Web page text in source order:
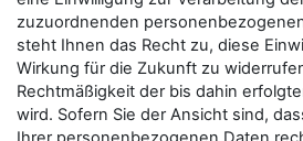
zuzuordnenden
steht Ihnen das Recht zu, diese
Wirkung für die Zukunft zu
Rechtmäßigkeit der bis dahin
wird. Sofern Sie der Ansicht sind,